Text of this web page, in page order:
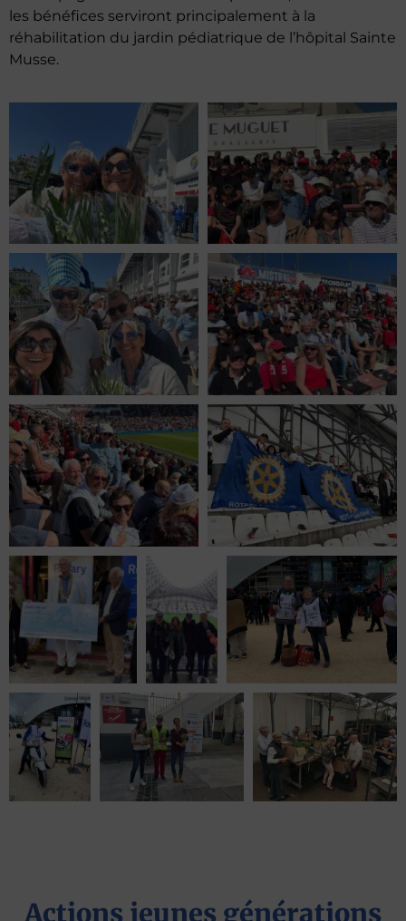
les bénéfices serviront principalement à la
réhabilitation du jardin pédiatrique de l’hôpital Sainte
Musse.
Actions jeunes générations